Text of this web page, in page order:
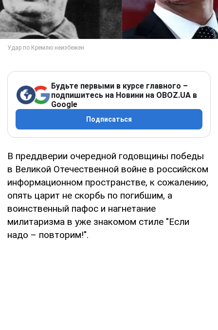
Будьте первыми в курсе главного –
подпишитесь на Новини на OBOZ.UA в
Google
Подписаться
В преддверии очередной годовщины победы
в Великой Отечественной войне в российском
информационном пространстве, к сожалению,
опять царит не скорбь по погибшим, а
воинственный пафос и нагнетание
милитаризма в уже знакомом стиле "Если
надо – повторим!".